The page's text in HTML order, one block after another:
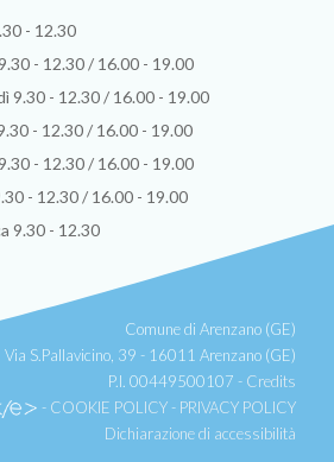
- 12.30
- 12.30 / 16.00 - 19.00
9.30 - 12.30 / 16.00 - 19.00
- 12.30 / 16.00 - 19.00
- 12.30 / 16.00 - 19.00
- 12.30 / 16.00 - 19.00
9.30 - 12.30
Comune di Arenzano (GE)
Via S.Pallavicino, 39 - 16011 Arenzano (GE)
P.I. 00449500107 - Credits
- COOKIE POLICY- PRIVACY POLICY
Dichiarazione di accessibilità